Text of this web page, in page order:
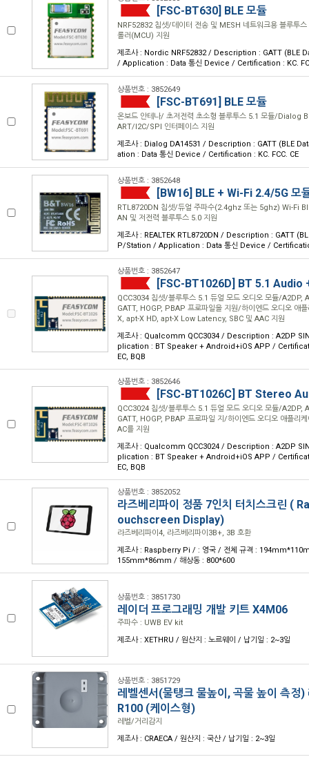
[FSC-BT630] BLE 모듈
NRF52832 칩셋/데이터 전송 및 MESH 네트워크용 블루투
롤러(MCU) 지원
제조사 : Nordic NRF52832 / Description : GATT (BLE
/ Application : Data 통신 Device / Certification : KC.
상품번호 : 3852649
[FSC-BT691] BLE 모듈
온보드 안테나/ 초저전력 초소형 블루투스 5.1 모듈/Dialog
ART/I2C/SPI 인터페이스 지원
제조사 : Dialog DA14531 / Description : GATT (BLE
ation : Data 통신 Device / Certification : KC. FCC. CE
상품번호 : 3852648
[BW16] BLE + Wi-Fi 2.4/5G 모
RTL8720DN 칩셋/듀얼 주파수(2.4ghz 또는 5ghz) Wi-Fi
AN 및 저전력 블루투스 5.0 지원
제조사 : REALTEK RTL8720DN / Description : GATT
P/Station / Application : Data 통신 Device /
상품번호 : 3852647
[FSC-BT1026D] BT 5.1 Audio
QCC3034 칩셋/블루투스 5.1 듀얼 모드 오디오 모듈/A2DP,
GATT, HOGP, PBAP 프로파일을 지원/하이엔드 오디오 애
X, apt-X HD, apt-X Low Latency, SBC 및 AAC 지원
제조사 : Qualcomm QCC3034 / Description : A2DP
plication : BT Speaker + Android+iOS APP /
EC, BQB
상품번호 : 3852646
[FSC-BT1026C] BT Stereo
QCC3024 칩셋/블루투스 5.1 듀얼 모드 오디오 모듈/A2DP,
GATT, HOGP, PBAP 프로파일 지/하이엔드 오디오 애플리
AC를 지원
제조사 : Qualcomm QCC3024 / Description : A2DP
plication : BT Speaker + Android+iOS APP /
EC, BQB
상품번호 : 3852052
라즈베리파이 정품 7인치 터치스크린 (
ouchscreen Display)
라즈베리파이4, 라즈베리파이3B+, 3B 호환
제조사 : Raspberry Pi / : 영국 / 전체 규격 :
155mm*86mm / 해상동 : 800*600
상품번호 : 3851730
레이더 프로그래밍 개발 키트 X4M06
주파수 : UWB EV kit
제조사 : XETHRU / 원산지 : 노르웨이 / 납기일 : 2~3일
상품번호 : 3851729
레벨센서(물탱크 물높이, 곡물 높이 측정)
R100 (케이스형)
레벨/거리감지
제조사 : CRAECA / 원산지 : 국산 / 납기일 : 2~3일